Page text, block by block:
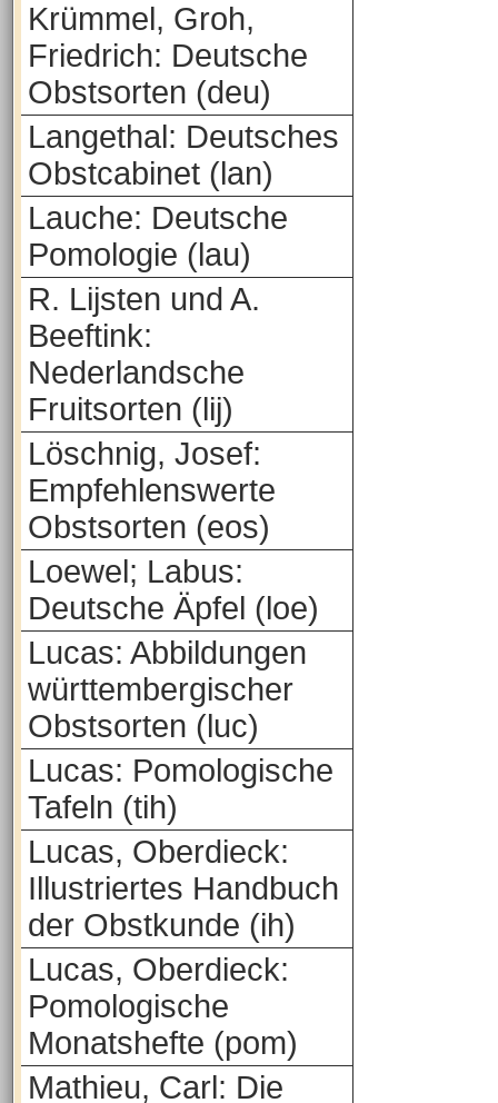
Krümmel, Groh,
Friedrich: Deutsche
Obstsorten (deu)
Langethal: Deutsches
Obstcabinet (lan)
Lauche: Deutsche
Pomologie (lau)
R. Lijsten und A.
Beeftink:
Nederlandsche
Fruitsorten (lij)
Löschnig, Josef:
Empfehlenswerte
Obstsorten (eos)
Loewel; Labus:
Deutsche Äpfel (loe)
Lucas: Abbildungen
württembergischer
Obstsorten (luc)
Lucas: Pomologische
Tafeln (tih)
Lucas, Oberdieck:
Illustriertes Handbuch
der Obstkunde (ih)
Lucas, Oberdieck:
Pomologische
Monatshefte (pom)
Mathieu, Carl: Die